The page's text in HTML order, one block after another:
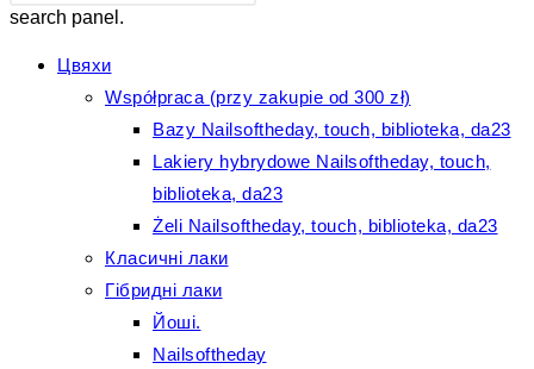
search panel.
Цвяхи
Współpraca (przy zakupie od 300 zł)
Bazy Nailsoftheday, touch, biblioteka, da23
Lakiery hybrydowe Nailsoftheday, touch,
biblioteka, da23
Żeli Nailsoftheday, touch, biblioteka, da23
Класичні лаки
Гібридні лаки
Йоші.
Nailsoftheday